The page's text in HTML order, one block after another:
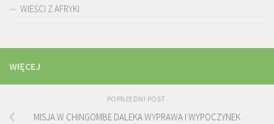
WIEŚCI Z AFRYKI
WIĘCEJ
POPRZEDNI POST
MISJA W CHINGOMBE DALEKA WYPRAWA I WYPOCZYNEK